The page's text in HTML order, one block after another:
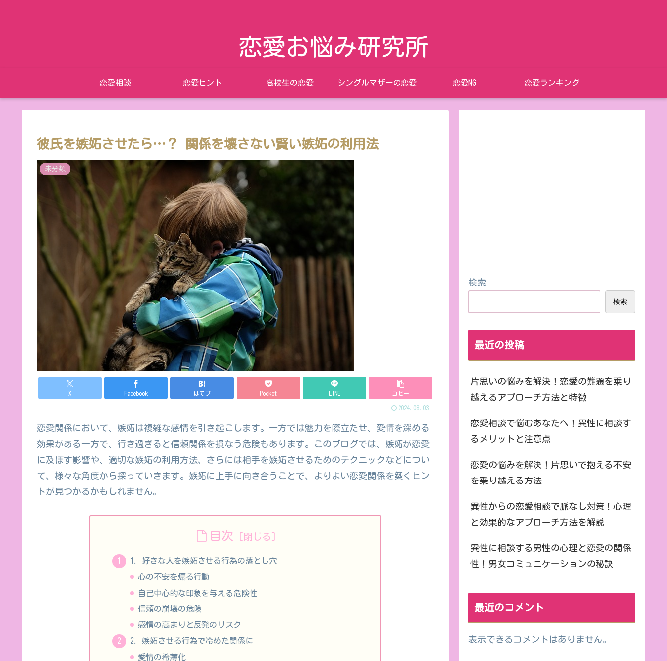
恋愛お悩み研究所
恋愛相談 恋愛ヒント 高校生の恋愛 シングルマザーの恋愛 恋愛NG 恋愛ランキング
彼氏を嫉妬させたら…？ 関係を壊さない賢い嫉妬の利用法
未分類
X Facebook はてブ Pocket LINE コピー
2024.08.03
恋愛関係において、嫉妬は複雑な感情を引き起こします。一方では魅力を際立たせ、愛情を深める
効果がある一方で、行き過ぎると信頼関係を損なう危険もあります。このブログでは、嫉妬が恋愛
に及ぼす影響や、適切な嫉妬の利用方法、さらには相手を嫉妬させるためのテクニックなどについ
て、様々な角度から探っていきます。嫉妬に上手に向き合うことで、よりよい恋愛関係を築くヒン
トが見つかるかもしれません。
目次
1. 好きな人を嫉妬させる行為の落とし穴
心の不安を煽る行動
自己中心的な印象を与える危険性
信頼の崩壊の危険
感情の高まりと反発のリスク
2. 嫉妬させる行為で冷めた関係に
愛情の希薄化
検索
検索
最近の投稿
片思いの悩みを解決！恋愛の難題を乗り
越えるアプローチ方法と特徴
恋愛相談で悩むあなたへ！異性に相談す
るメリットと注意点
恋愛の悩みを解決！片思いで抱える不安
を乗り越える方法
異性からの恋愛相談で脈なし対策！心理
と効果的なアプローチ方法を解説
異性に相談する男性の心理と恋愛の関係
性！男女コミュニケーションの秘訣
最近のコメント
表示できるコメントはありません。